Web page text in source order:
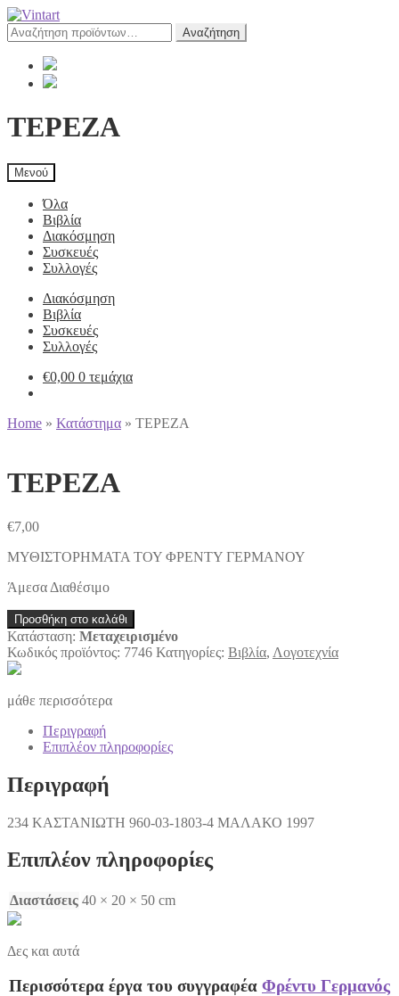
Αναζήτηση
για:
Αναζήτηση
ΤΕΡΕΖΑ
Μενού
Όλα
Βιβλία
Διακόσμηση
Συσκευές
Συλλογές
Διακόσμηση
Βιβλία
Συσκευές
Συλλογές
€0,00 0 τεμάχια
Home » Κατάστημα » ΤΕΡΕΖΑ
ΤΕΡΕΖΑ
€7,00
ΜΥΘΙΣΤΟΡΗΜΑΤΑ ΤΟΥ ΦΡΕΝΤΥ ΓΕΡΜΑΝΟΥ
Άμεσα Διαθέσιμο
ΤΕΡΕΖΑ
ποσότητα
Προσθήκη στο καλάθι
Κατάσταση: Μεταχειρισμένο
Κωδικός προϊόντος: 7746 Κατηγορίες: Βιβλία, Λογοτεχνία
μάθε περισσότερα
Περιγραφή
Επιπλέον πληροφορίες
Περιγραφή
234 ΚΑΣΤΑΝΙΩΤΗ 960-03-1803-4 ΜΑΛΑΚΟ 1997
Επιπλέον πληροφορίες
Διαστάσεις 40 × 20 × 50 cm
Δες και αυτά
Περισσότερα έργα του συγγραφέα Φρέντυ Γερμανός